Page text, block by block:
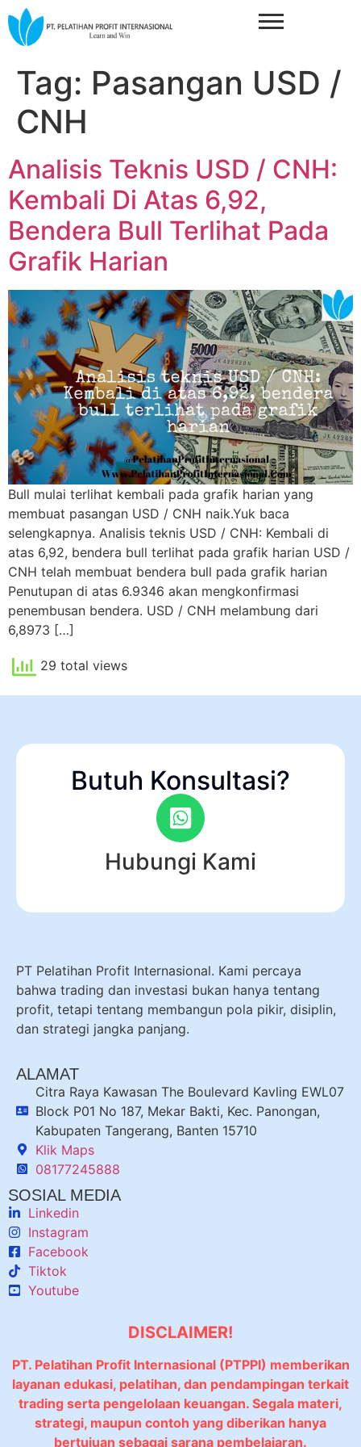
Tag: Pasangan USD /
CNH
Analisis Teknis USD / CNH:
Kembali Di Atas 6,92,
Bendera Bull Terlihat Pada
Grafik Harian
Bull mulai terlihat kembali pada grafik harian yang
membuat pasangan USD / CNH naik.Yuk baca
selengkapnya. Analisis teknis USD / CNH: Kembali di
atas 6,92, bendera bull terlihat pada grafik harian USD /
CNH telah membuat bendera bull pada grafik harian
Penutupan di atas 6.9346 akan mengkonfirmasi
penembusan bendera. USD / CNH melambung dari
6,8973 […]
29 total views
Butuh Konsultasi?
Hubungi Kami
PT Pelatihan Profit Internasional. Kami percaya
bahwa trading dan investasi bukan hanya tentang
profit, tetapi tentang membangun pola pikir, disiplin,
dan strategi jangka panjang.
ALAMAT
Citra Raya Kawasan The Boulevard Kavling EWL07
Block P01 No 187, Mekar Bakti, Kec. Panongan,
Kabupaten Tangerang, Banten 15710
Klik Maps
08177245888
SOSIAL MEDIA
Linkedin
Instagram
Facebook
Tiktok
Youtube
DISCLAIMER!
PT. Pelatihan Profit Internasional (PTPPI) memberikan
layanan edukasi, pelatihan, dan pendampingan terkait
trading serta pengelolaan keuangan. Segala materi,
strategi, maupun contoh yang diberikan hanya
bertujuan sebagai sarana pembelajaran.